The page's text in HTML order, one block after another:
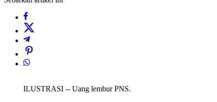
ILUSTRASI -- Uang lembur PNS.